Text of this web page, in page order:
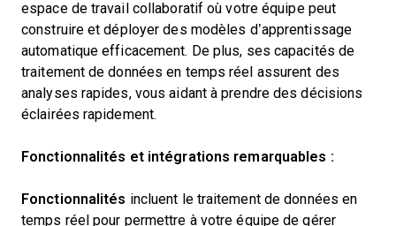
espace de travail collaboratif où votre équipe peut
construire et déployer des modèles d’apprentissage
automatique efficacement. De plus, ses capacités de
traitement de données en temps réel assurent des
analyses rapides, vous aidant à prendre des décisions
éclairées rapidement.
Fonctionnalités et intégrations remarquables :
Fonctionnalités incluent le traitement de données en
temps réel pour permettre à votre équipe de gérer